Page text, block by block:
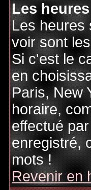
Les
Les heures
voir sont
Si c'est le
en
Paris, New
horaire,
effectué
enregistré,
mots !
Revenir en